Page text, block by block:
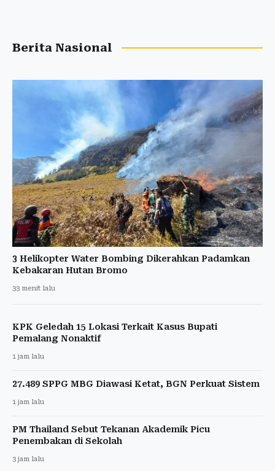
Berita Nasional
3 Helikopter Water Bombing Dikerahkan Padamkan
Kebakaran Hutan Bromo
33 menit lalu
KPK Geledah 15 Lokasi Terkait Kasus Bupati
Pemalang Nonaktif
1 jam lalu
27.489 SPPG MBG Diawasi Ketat, BGN Perkuat Sistem
1 jam lalu
PM Thailand Sebut Tekanan Akademik Picu
Penembakan di Sekolah
3 jam lalu